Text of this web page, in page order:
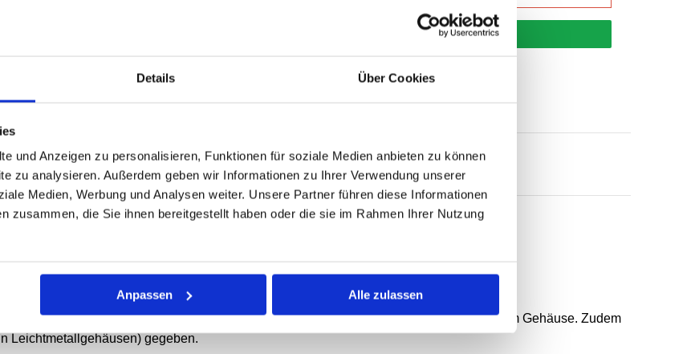
Details Über Cookies
und Anzeigen zu personalisieren, Funktionen für soziale Medien anbieten zu können
zu analysieren. Außerdem geben wir Informationen zu Ihrer Verwendung unserer
Medien, Werbung und Analysen weiter. Unsere Partner führen diese Informationen
zusammen, die Sie ihnen bereitgestellt haben oder die sie im Rahmen Ihrer Nutzung
Anpassen Alle zulassen
VARIANTEN
schwenkbewegte Wellen.
Außenmantel, metallischem Versteifungsring und federunterstützter Dichtlippe.
Abdichtung bei dünnflüssigen oder gasförmigen Medien, gröberer Rauheit und geteiltem Gehäuse. Zudem
Leichtmetallgehäusen) gegeben.